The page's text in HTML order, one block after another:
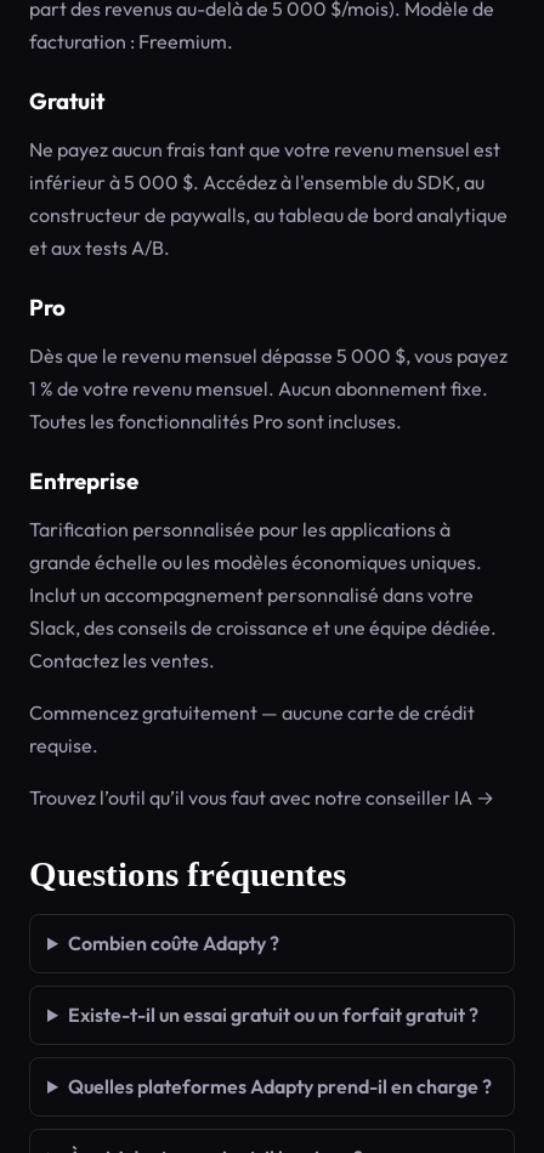
part des revenus au-delà de 5 000 $/mois). Modèle de
facturation : Freemium.
Gratuit
Ne payez aucun frais tant que votre revenu mensuel est
inférieur à 5 000 $. Accédez à l'ensemble du SDK, au
constructeur de paywalls, au tableau de bord analytique
et aux tests A/B.
Pro
Dès que le revenu mensuel dépasse 5 000 $, vous payez
1 % de votre revenu mensuel. Aucun abonnement fixe.
Toutes les fonctionnalités Pro sont incluses.
Entreprise
Tarification personnalisée pour les applications à
grande échelle ou les modèles économiques uniques.
Inclut un accompagnement personnalisé dans votre
Slack, des conseils de croissance et une équipe dédiée.
Contactez les ventes.
Commencez gratuitement — aucune carte de crédit
requise.
Trouvez l’outil qu’il vous faut avec notre conseiller IA →
Questions fréquentes
Combien coûte Adapty ?
Existe-t-il un essai gratuit ou un forfait gratuit ?
Quelles plateformes Adapty prend-il en charge ?